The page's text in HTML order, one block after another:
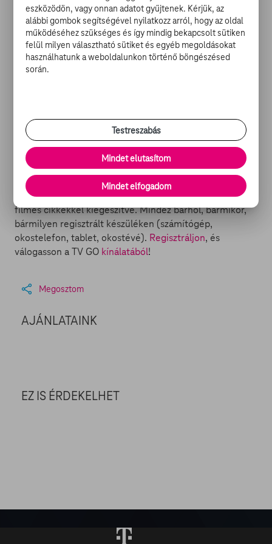
Most viszont az első mozi jogait birtokló Universal állt
elő egy olyan hírrel, miszerint tévésorozat készül a
joviális játékbaba kalandjaiból, erről pedig annak
ellenére sem hajlandóak elállni, hogy az MGM
mindenképpen belevág a reboot elkészítésébe. Sőt, a
sorozatról egyelőre több részlet nem derült ki, a
rebootról csupán annyi, hogy a tervek szerint Chucky
ezúttal 2. világháborús környezetben bukkan fel.
Mi a
? Egy szórakoztató portál, ahol filmeket,
sorozatokat és tévéműsorokat nézhet, friss hírekkel és
filmes cikkekkel kiegészítve. Mindez bárhol, bármikor,
bármilyen regisztrált készüléken (számítógép,
okostelefon, tablet, okostévé). Regisztráljon, és
válogasson a TV GO kínálatából!
Megosztom
AJÁNLATAINK
EZ IS ÉRDEKELHET
eszközödön, vagy onnan adatot gyűjtenek. Kérjük, az
alábbi gombok segítségével nyilatkozz arról, hogy az oldal
működéséhez szükséges és így mindig bekapcsolt sütiken
felül milyen választható sütiket és egyéb megoldásokat
használhatunk a weboldalunkon történő böngészésed
során.
Testreszabás
Mindet elutasítom
Mindet elfogadom